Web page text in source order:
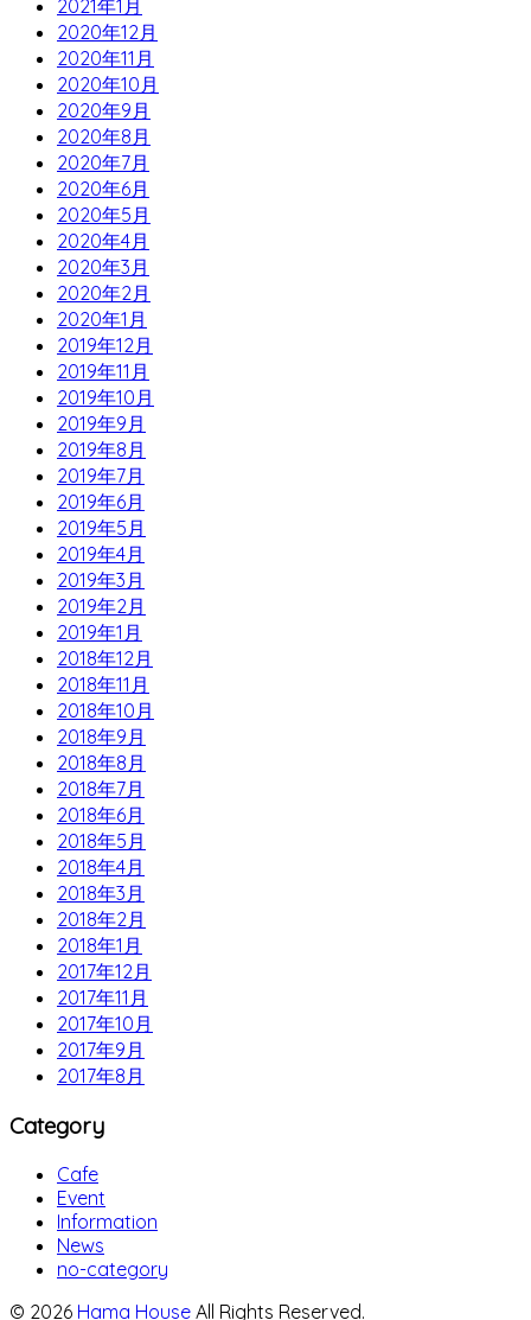
2021年1月
2020年12月
2020年11月
2020年10月
2020年9月
2020年8月
2020年7月
2020年6月
2020年5月
2020年4月
2020年3月
2020年2月
2020年1月
2019年12月
2019年11月
2019年10月
2019年9月
2019年8月
2019年7月
2019年6月
2019年5月
2019年4月
2019年3月
2019年2月
2019年1月
2018年12月
2018年11月
2018年10月
2018年9月
2018年8月
2018年7月
2018年6月
2018年5月
2018年4月
2018年3月
2018年2月
2018年1月
2017年12月
2017年11月
2017年10月
2017年9月
2017年8月
Category
Cafe
Event
Information
News
no-category
© 2026 Hama House All Rights Reserved.